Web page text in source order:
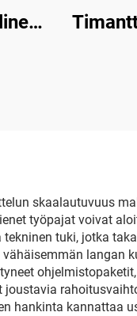
skaalautuvuus
työpajat voivat
tuki, jotka
langan
hankinta kannattaa